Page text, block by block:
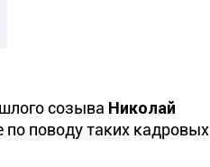
созыва Николай
по поводу таких кадровых